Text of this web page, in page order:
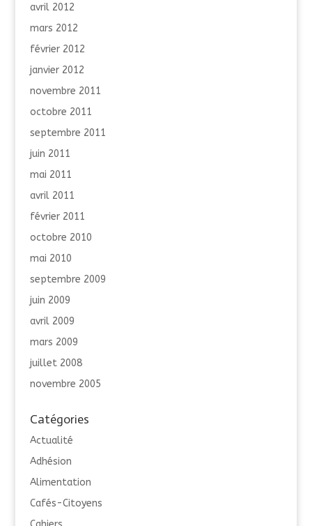
avril 2012
mars 2012
février 2012
janvier 2012
novembre 2011
octobre 2011
septembre 2011
juin 2011
mai 2011
avril 2011
février 2011
octobre 2010
mai 2010
septembre 2009
juin 2009
avril 2009
mars 2009
juillet 2008
novembre 2005
Catégories
Actualité
Adhésion
Alimentation
Cafés-Citoyens